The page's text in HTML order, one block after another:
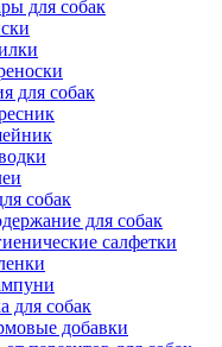
для собак
для собак
собак
для собак
салфетки
для собак
добавки